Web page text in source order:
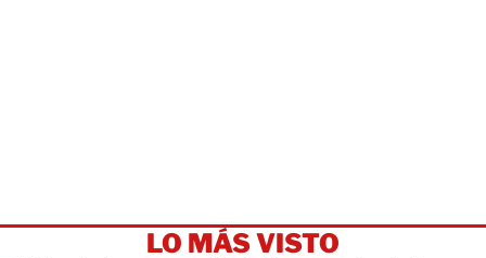
LO MÁS VISTO